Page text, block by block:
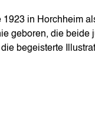
in Horchheim
geboren, die
begeisterte